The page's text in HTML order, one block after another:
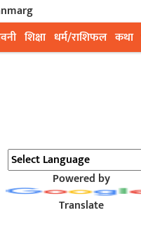
शिक्षा धर्म/राशिफल कथा
Powered by
Translate